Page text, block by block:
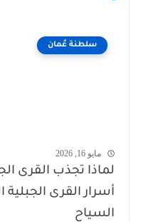
سلطنة عُمان
مايو 16, 2026
لماذا تجذب القرى
أسرار القرى الجبلية
السياح